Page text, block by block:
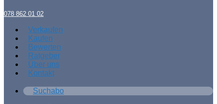
078 862 01 02
Verkaufen
Kaufen
Bewerten
Ratgeber
Über uns
Kontakt
Suchabo